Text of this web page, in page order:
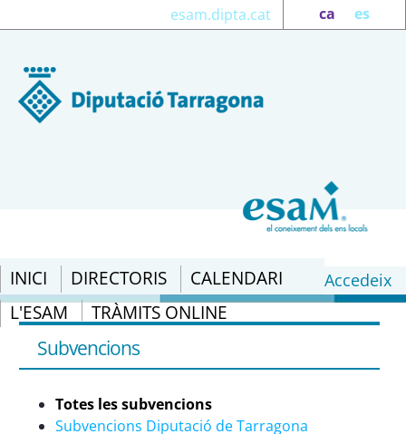
ca es
esam.dipta.cat
INICI DIRECTORIS
CALENDARI
L'ESAM
TRÀMITS ONLINE
Accedeix
Subvenció: Guia d&#39;Ajuts de la Unió
Europea - DIBA - eSAM
Subvencions
Totes les subvencions
Subvencions Diputació de Tarragona